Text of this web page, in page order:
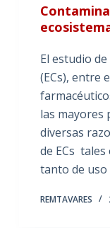
El estudio
(ECs), entre
las mayores
diversas
de ECs
tanto de
REMTAVARES